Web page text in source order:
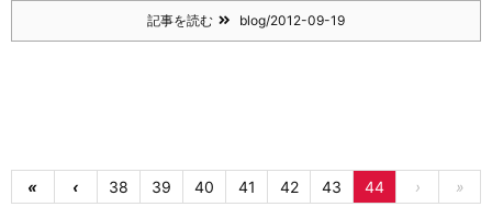
記事を読む blog/2012-09-19
« ‹ 38 39 40 41 42 43 44 › »